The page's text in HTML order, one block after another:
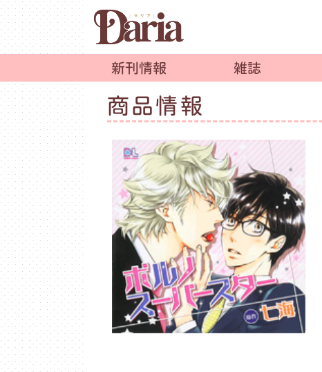
新刊情報 雑誌
商品情報